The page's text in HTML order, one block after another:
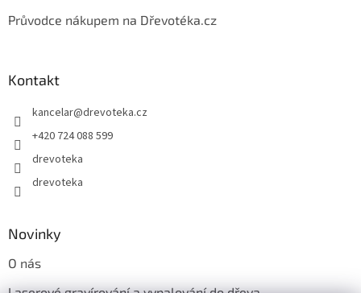
Průvodce nákupem na Dřevotéka.cz
Kontakt
kancelar@drevoteka.cz
+420 724 088 599
drevoteka
drevoteka
Novinky
O nás